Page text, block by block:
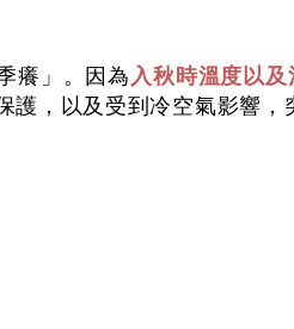
癢」。因為入秋時溫度以
護，以及受到冷空氣影響